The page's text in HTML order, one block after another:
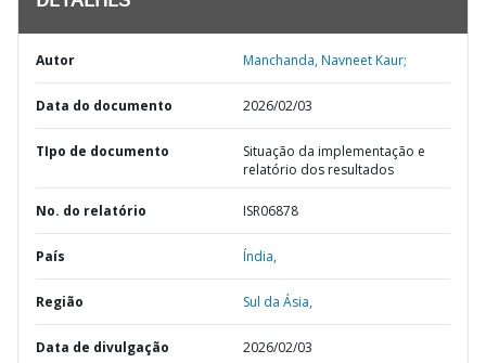
Autor Manchanda, Navneet Kaur;
Data do documento 2026/02/03
TIpo de documento
Situação da implementação e
relatório dos resultados
No. do relatório ISR06878
País Índia,
Região Sul da Ásia,
Data de divulgação 2026/02/03